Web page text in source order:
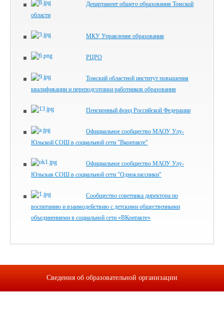
Департамент общего образования Томской
области
МКУ Управление образования
РЦРО
Томский областной институт повышения
квалификации и переподготовки работников образования
Пенсионный фонд Российской Федерации
Официальное сообщество МАОУ Улу-
Юльской СОШ в социальной сети "Вконтакте"
Официальное сообщество МАОУ Улу-
Юльская СОШ в социальной сети "Одноклассники"
Сообщество советника директора по
воспитанию и взаимодействию с детскими общественными
объединениями в социальной сети «ВКонтакте»
Сведения об образовательной организации